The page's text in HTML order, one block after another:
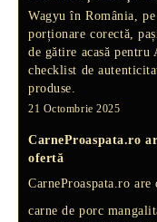
Wagyu în România,
porționare corectă,
de gătire acasă
checklist de
produse.
21 Octombrie 2025
CarneProaspata.ro
ofertă
CarneProaspata.ro
carne de porc